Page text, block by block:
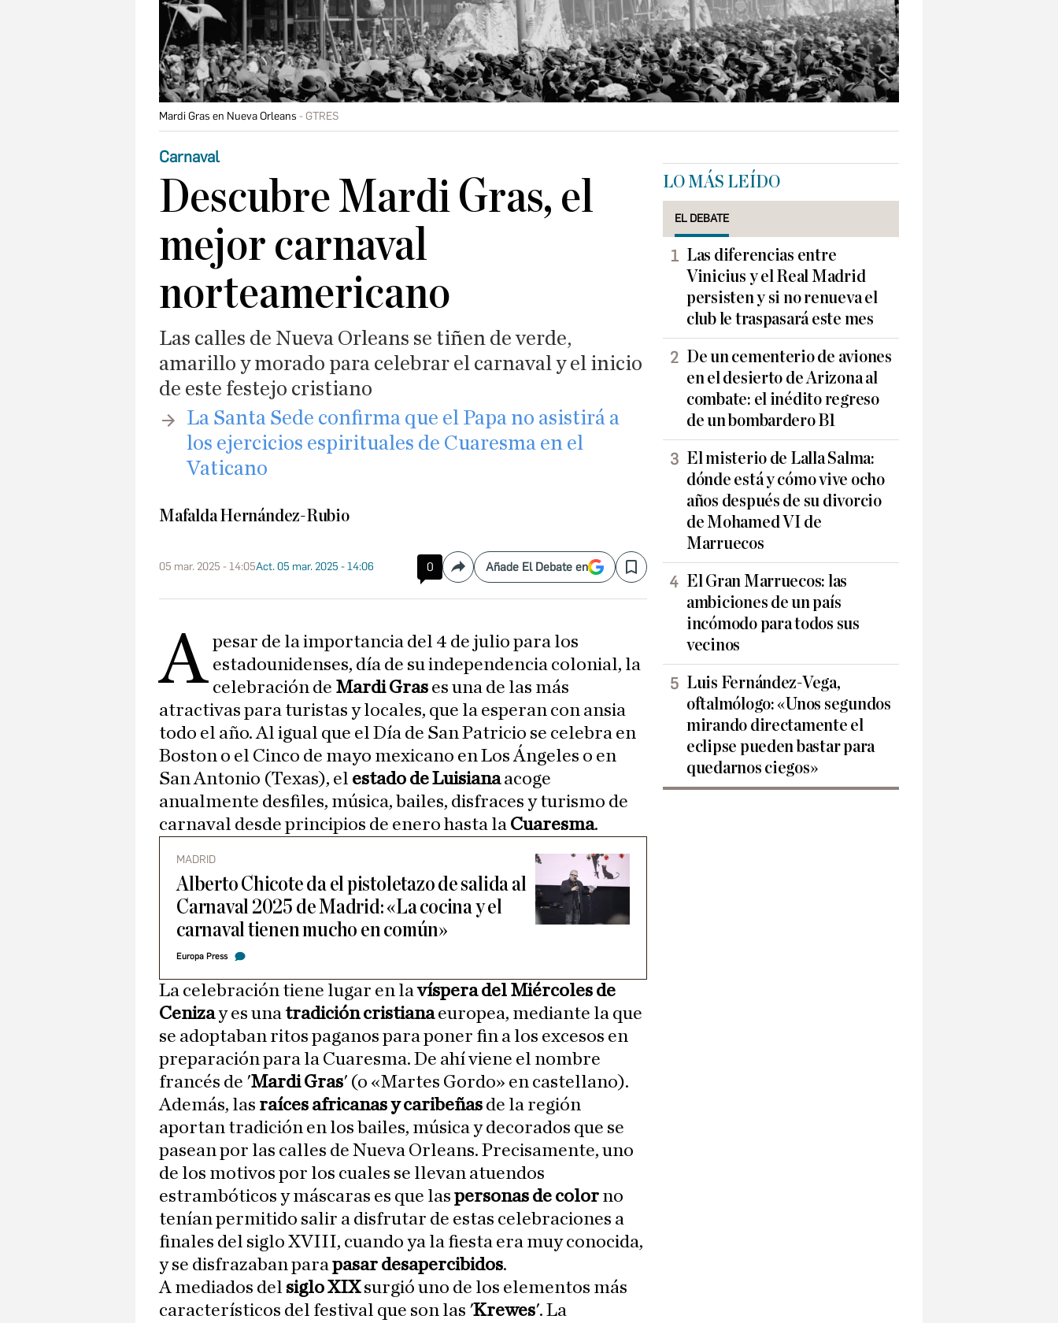
Mardi Gras en Nueva Orleans GTRES
Carnaval
Descubre Mardi Gras, el
mejor carnaval
norteamericano
Las calles de Nueva Orleans se tiñen de verde,
amarillo y morado para celebrar el carnaval y el inicio
de este festejo cristiano
La Santa Sede confirma que el Papa no asistirá a
los ejercicios espirituales de Cuaresma en el
Vaticano
Mafalda Hernández-Rubio
05 mar. 2025 - 14:05Act. 05 mar. 2025 - 14:06 0 CompartirAñade El Debate en Save
A pesar de la importancia del 4 de julio para los
estadounidenses, día de su independencia colonial, la
celebración de Mardi Gras es una de las más
atractivas para turistas y locales, que la esperan con ansia
todo el año. Al igual que el Día de San Patricio se celebra en
Boston o el Cinco de mayo mexicano en Los Ángeles o en
San Antonio (Texas), el estado de Luisianaacoge
anualmente desfiles, música, bailes, disfraces y turismo de
carnaval desde principios de enero hasta la Cuaresma.
MADRID
Alberto Chicote da el pistoletazo de salida al
Carnaval 2025 de Madrid: «La cocina y el
carnaval tienen mucho en común»
Europa Press
La celebración tiene lugar en lavíspera del Miércoles de
Cenizay es una tradición cristianaeuropea, mediante la que
se adoptaban ritos paganos para poner fin a los excesos en
preparación para la Cuaresma. De ahí viene el nombre
francés de 'Mardi Gras' (o «Martes Gordo» en castellano).
Además, las raíces africanas y caribeñas de la región
aportan tradición en los bailes, música y decorados que se
pasean por las calles de Nueva Orleans. Precisamente, uno
de los motivos por los cuales se llevan atuendos
estrambóticos y máscaras es que las personas de color no
tenían permitido salir a disfrutar de estas celebraciones a
finales del siglo XVIII, cuando ya la fiesta era muy conocida,
y se disfrazaban parapasar desapercibidos.
A mediados del siglo XIXsurgió uno de los elementos más
característicos del festival que son las 'Krewes'. La
LO MÁS LEÍDO
EL DEBATE
Las diferencias entre
Vinicius y el Real Madrid
persisten y si no renueva el
club le traspasará este mes
De un cementerio de aviones
en el desierto de Arizona al
combate: el inédito regreso
de un bombardero B1
El misterio de Lalla Salma:
dónde está y cómo vive ocho
años después de su divorcio
de Mohamed VI de
Marruecos
El Gran Marruecos: las
ambiciones de un país
incómodo para todos sus
vecinos
Luis Fernández-Vega,
oftalmólogo: «Unos segundos
mirando directamente el
eclipse pueden bastar para
quedarnos ciegos»